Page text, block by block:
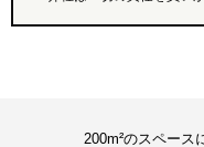
200m²のスペース